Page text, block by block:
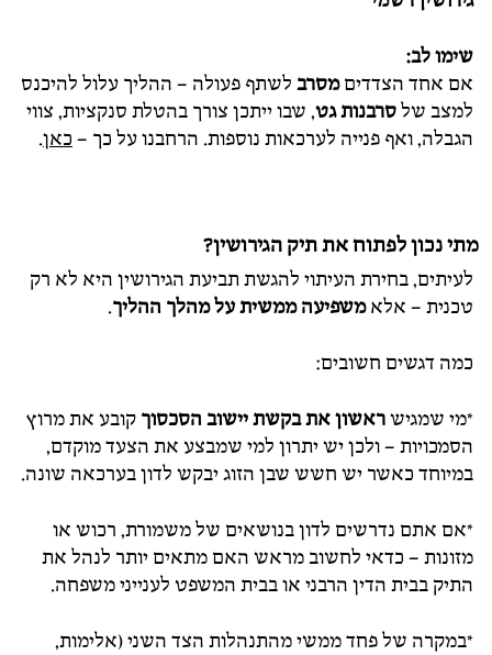
שימו לב:
אם אחד הצדדיםמסרב לשתף פעולה – ההליך עלול להיכנס
למצב שלסרבנות גט, שבו ייתכן צורך בהטלת סנקציות, צווי
הגבלה, ואף פנייה לערכאות נוספות. הרחבנו על כך – כאן.
מתי נכון לפתוח את תיק הגירושין?
לעיתים, בחירת העיתוי להגשת תביעת הגירושין היא לא רק
טכנית – אלאמשפיעה ממשית על מהלך ההליך.
כמה דגשים חשובים:
*מי שמגישראשון את בקשת יישוב הסכסוך קובע את מרוץ
הסמכויות – ולכן יש יתרון למי שמבצע את הצעד מוקדם,
במיוחד כאשר יש חשש שבן הזוג יבקש לדון בערכאה שונה.
*אם אתם נדרשים לדון בנושאים של משמורת, רכוש או
מזונות – כדאי לחשוב מראש האם מתאים יותר לנהל את
התיק בבית הדין הרבני או בבית המשפט לענייני משפחה.
*במקרה של פחד ממשי מהתנהלות הצד השני (אלימות,